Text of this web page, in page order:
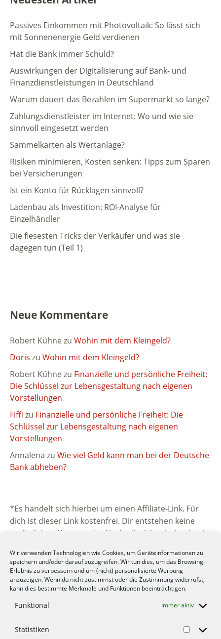
Wir verwenden Technologien wie Cookies, um Geräteinformationen zu
speichern und/oder darauf zuzugreifen. Wir tun dies, um das Browsing-
Erlebnis zu verbessern und um (nicht) personalisierte Werbung
anzuzeigen. Wenn du nicht zustimmst oder die Zustimmung widerrufst,
kann dies bestimmte Merkmale und Funktionen beeinträchtigen.
Funktional Immer aktiv
Statistiken
Passives Einkommen mit Photovoltaik: So lässt sich
mit Sonnenenergie Geld verdienen
Hat die Bank immer Schuld?
Auswirkungen der Digitalisierung auf Bank- und
Finanzdienstleistungen in Deutschland
Warum dauert das Bezahlen im Supermarkt so lange?
Zahlungsdienstleister im Internet: Wo und wie sie
sinnvoll eingesetzt werden
Sammelkarten als Wertanlage?
Risiken minimieren, Kosten senken: Tipps zum Sparen
bei Versicherungen
Ist ein Konto für Rücklagen sinnvoll?
Ladenbau als Investition: ROI-Analyse für
Einzelhändler
Die fiesesten Tricks der Verkäufer und was sie
dagegen tun (Teil 1)
Neue Kommentare
Robert Kühnezu Wohin mit dem Kleingeld?
Doris zu Wohin mit dem Kleingeld?
Robert Kühnezu Finanzielle und persönliche Freiheit:
Die Schlüssel zur Lebensgestaltung nach eigenen
Vorstellungen
Fiffi zu Finanzielle und persönliche Freiheit: Die
Schlüssel zur Lebensgestaltung nach eigenen
Vorstellungen
Annalena zu Wie viel Geld kann man bei der Deutsche
Bank abheben?
*Es handelt sich hierbei um einen Affiliate-Link. Für
dich ist dieser Link kostenfrei. Dir entstehen keine
zusätzlichen Kosten oder Nachteile. Ich erhalte durch
beworbenen Unternehmen. Vielen Dank für deine
Unterstützung.